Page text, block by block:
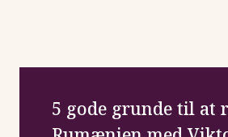
5 gode grunde til at